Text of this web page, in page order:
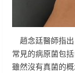
趙念廷醫師指出
常見的病原菌包
雖然沒有真菌的